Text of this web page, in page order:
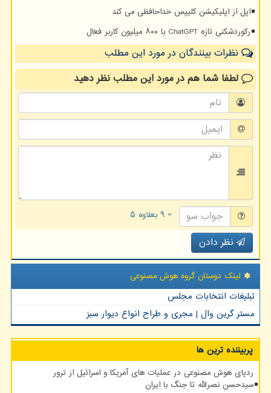
اپل از اپلیکیشن کلیپس خداحافظی می کند
رکوردشکنی تازه ChatGPT با ۸۰۰ میلیون کاربر فعال
نظرات بینندگان در مورد این مطلب
لطفا شما همدر مورد این مطلبنظر دهید
= ۹ بعلاوه ۵
نظر دادن
لینک دوستان گروه هوش مصنوعی
تبلیغات انتخابات مجلس
مستر گرین وال | مجری و طراح انواع دیوار سبز
پربیننده ترین ها
ردپای هوش مصنوعی در عملیات های آمریکا و اسرائیل از ترور
سیدحسن نصرالله تا جنگ با ایران